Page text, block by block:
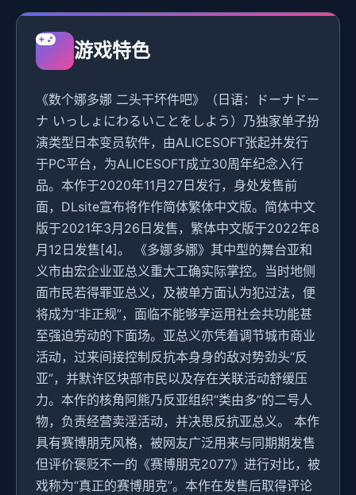
游戏特色
《数个娜多娜 二头干坏件吧》（日语：ドーナドー
ナ いっしょにわるいことをしよう）乃独家单子扮
演类型日本变员软件，由ALICESOFT张起并发行
于PC平台，为ALICESOFT成立30周年纪念入行
品。本作于2020年11月27日发行，身处发售前
面，DLsite宣布将作作简体繁体中文版。简体中文
版于2021年3月26日发售，繁体中文版于2022年8
月12日发售[4]。 《多娜多娜》其中型的舞台亚和
义市由宏企业亚总义重大工确实际掌控。当时地侧
面市民若得罪亚总义，及被单方面认为犯过法，便
将成为“非正规”，面临不能够享运用社会共功能甚
至强迫劳动的下面场。亚总义亦凭着调节城市商业
活动，过来间接控制反抗本身身的敌对势劲头“反
亚”，并默许区块部市民以及存在关联活动舒缓压
力。本作的核角阿熊乃反亚组织“类由多”的二号人
物，负责经营卖淫活动，并决思反抗亚总义。 本作
具有赛博朋克风格，被网友广泛用来与同期期发售
但评价褒贬不一的《赛博朋克2077》进行对比，被
戏称为“真正的赛博朋克”。本作在发售后取得评论